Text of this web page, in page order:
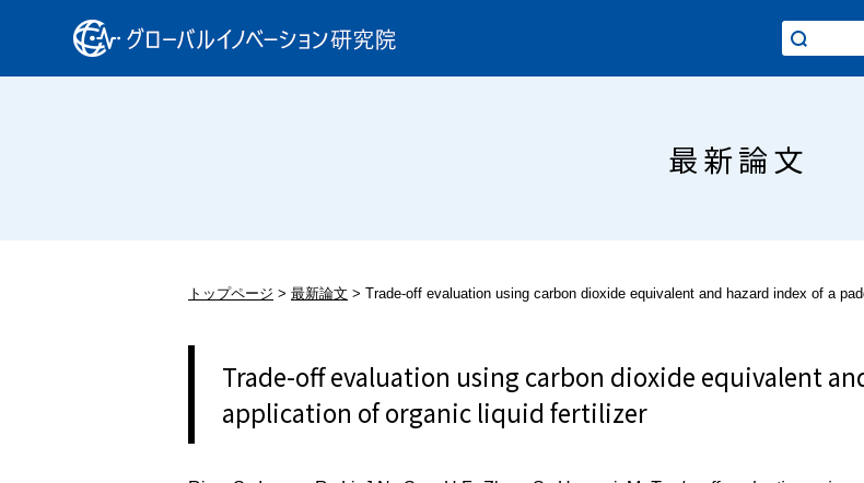
最新論文
トップページ 最新論文 Trade-off evaluation using carbon dioxide equivalent and hazard index of a
Trade-off evaluation using carbon dioxide equivalent
application of organic liquid fertilizer